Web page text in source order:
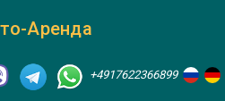
Аренда
+4917622366899